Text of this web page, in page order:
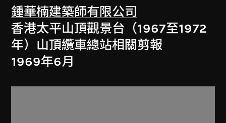
鍾華楠建築師有限公司
香港太平山頂觀景台（1967至1972
年）山頂纜車總站相關剪報
1969年6月